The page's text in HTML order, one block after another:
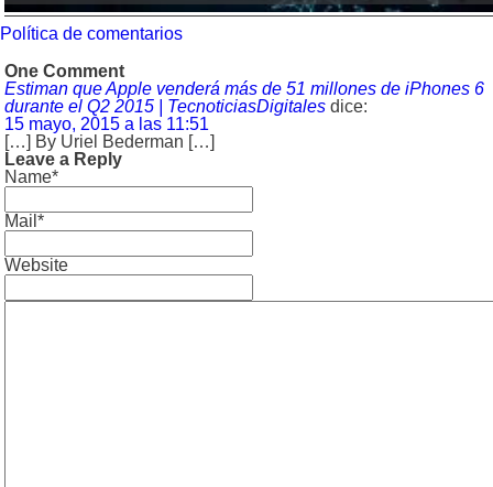
Política de comentarios
One Comment
Estiman que Apple venderá más de 51 millones de iPhones 6
durante el Q2 2015 | TecnoticiasDigitales dice:
15 mayo, 2015 a las 11:51
[…] By Uriel Bederman […]
Leave a Reply
Name*
Mail*
Website